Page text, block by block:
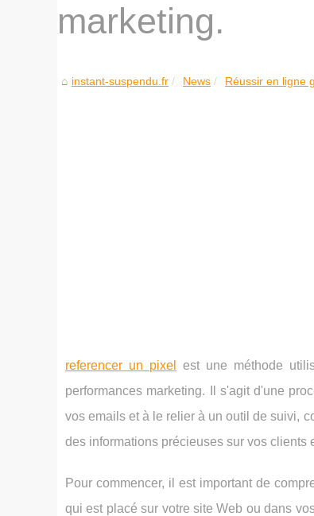
marketing.
instant-suspendu.fr News Réussir en ligne
referencer un pixel
est une méthode
performances marketing. Il s'agit d'une
vos emails et à le relier à un outil de suivi,
des informations précieuses sur vos clients
Pour commencer, il est important de
qui est placé sur votre site Web ou dans